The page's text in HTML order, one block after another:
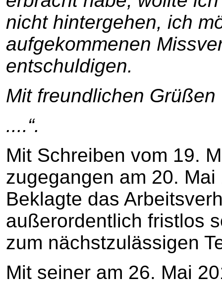
nicht hintergehen, ich
aufgekommenen
entschuldigen.
Mit freundlichen Grüßen
....“.
Mit Schreiben vom 19.
zugegangen am 20.
Beklagte das
außerordentlich fristlos
zum nächstzulässigen
Mit seiner am 26. Mai